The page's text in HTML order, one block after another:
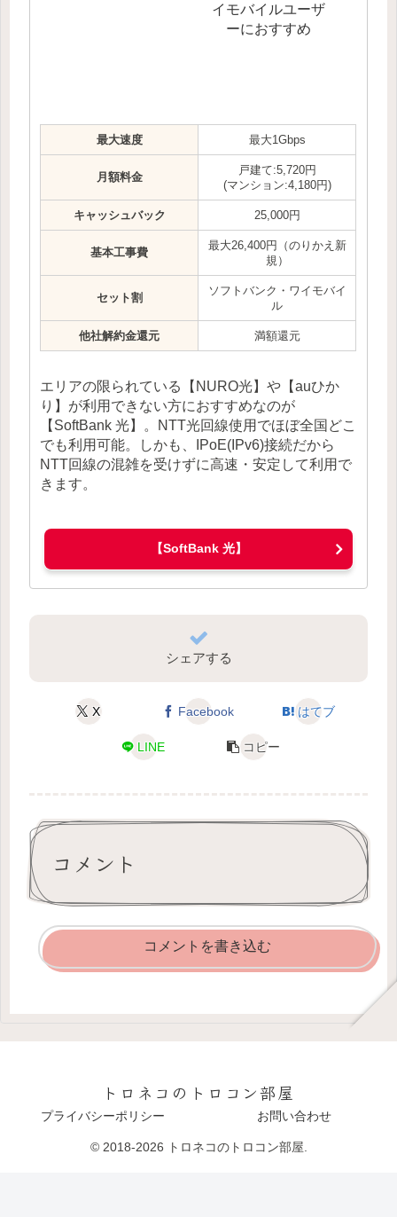
イモバイルユーザ
ーにおすすめ
最大速度 最大1Gbps
月額料金
戸建て:5,720円
(マンション:4,180円)
キャッシュバック 25,000円
基本工事費
最大26,400円（のりかえ新
規）
セット割
ソフトバンク・ワイモバイ
ル
他社解約金還元 満額還元
エリアの限られている【NURO光】や【auひか
り】が利用できない方におすすめなのが
【SoftBank 光】。NTT光回線使用でほぼ全国どこ
でも利用可能。しかも、IPoE(IPv6)接続だから
NTT回線の混雑を受けずに高速・安定して利用で
きます。
【SoftBank 光】
シェアする
X Facebook はてブ
LINE コピー
コメント
コメントを書き込む
トロネコのトロコン部屋
プライバシーポリシー お問い合わせ
© 2018-2026 トロネコのトロコン部屋.